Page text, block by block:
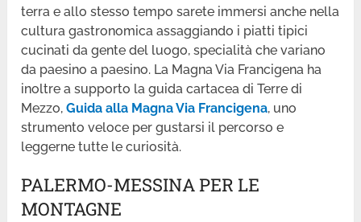
terra e allo stesso tempo sarete immersi anche nella
cultura gastronomica assaggiando i piatti tipici
cucinati da gente del luogo, specialità che variano
da paesino a paesino. La Magna Via Francigena ha
inoltre a supporto la guida cartacea di Terre di
Mezzo,Guida alla Magna Via Francigena, uno
strumento veloce per gustarsi il percorso e
leggerne tutte le curiosità.
PALERMO-MESSINA PER LE
MONTAGNE